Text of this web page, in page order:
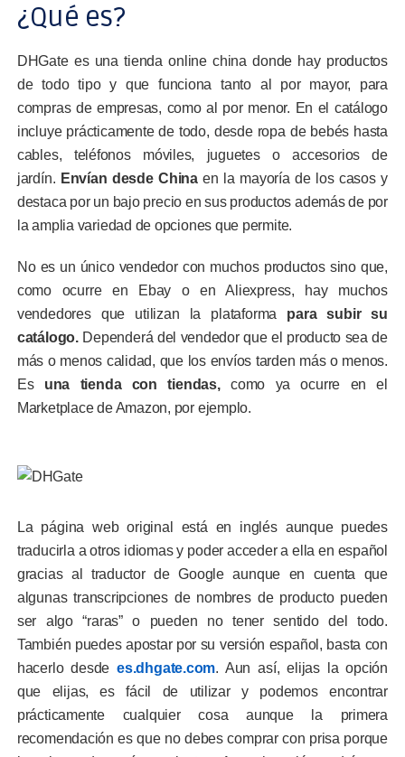
¿Qué es?
DHGate es una tienda online china donde hay productos
de todo tipo y que funciona tanto al por mayor, para
compras de empresas, como al por menor. En el catálogo
incluye prácticamente de todo, desde ropa de bebés hasta
cables, teléfonos móviles, juguetes o accesorios de
jardín. Envían desde China en la mayoría de los casos y
destaca por un bajo precio en sus productos además de por
la amplia variedad de opciones que permite.
No es un único vendedor con muchos productos sino que,
como ocurre en Ebay o en Aliexpress, hay muchos
vendedores que utilizan la plataforma para subir su
catálogo.Dependerá del vendedor que el producto sea de
más o menos calidad, que los envíos tarden más o menos.
Es una tienda con tiendas,como ya ocurre en el
Marketplace de Amazon, por ejemplo.
La página web original está en inglés aunque puedes
traducirla a otros idiomas y poder acceder a ella en español
gracias al traductor de Google aunque en cuenta que
algunas transcripciones de nombres de producto pueden
ser algo “raras” o pueden no tener sentido del todo.
También puedes apostar por su versión español, basta con
hacerlo desde es.dhgate.com. Aun así, elijas la opción
que elijas, es fácil de utilizar y podemos encontrar
prácticamente cualquier cosa aunque la primera
recomendación es que no debes comprar con prisa porque